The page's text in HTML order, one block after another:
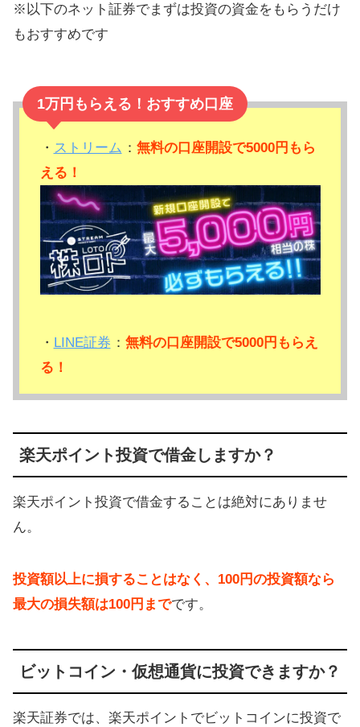
※以下のネット証券でまずは投資の資金をもらうだけ
もおすすめです
1万円もらえる！おすすめ口座
・ ストリーム ： 無料の口座開設で5000円もら
える！
・ LINE証券 ： 無料の口座開設で5000円もらえ
る！
楽天ポイント投資で借金しますか？
楽天ポイント投資で借金することは絶対にありませ
ん。
投資額以上に損することはなく、100円の投資額なら
最大の損失額は100円までです。
ビットコイン・仮想通貨に投資できますか？
楽天証券では、楽天ポイントでビットコインに投資で